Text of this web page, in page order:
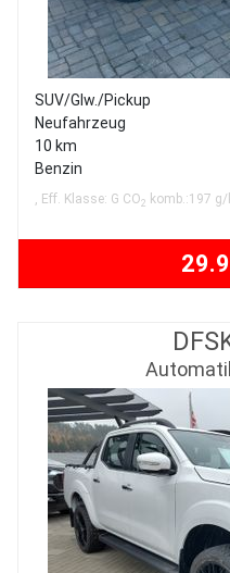
SUV/Glw./Pickup
Neufahrzeug
10 km
Benzin
, Eff. Klasse: G CO2 komb.:197